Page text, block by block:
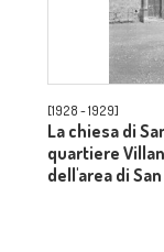
[1928 - 1929]
La chiesa di
quartiere
dell'area di